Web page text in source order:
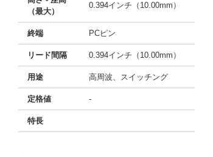
（最大）
0.394インチ（10.00mm）
終端 PCピン
リード間隔 0.394インチ（10.00mm）
用途 高周波、スイッチング
定格値 -
特長